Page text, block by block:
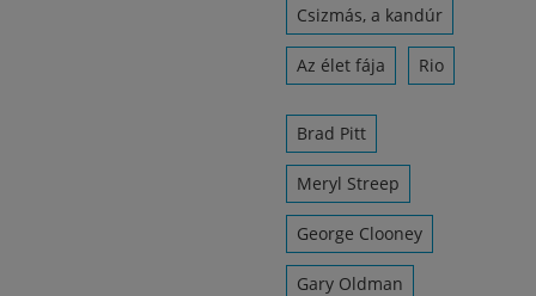
Csizmás, a kandúr
Az élet fája Rio
Brad Pitt
Meryl Streep
George Clooney
Gary Oldman